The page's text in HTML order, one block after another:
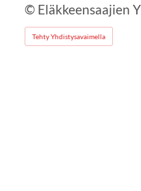
© Eläkkeensaajien
Tehty Yhdistysavaimella